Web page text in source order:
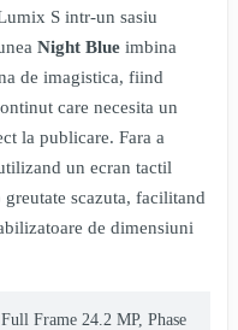
S intr-un sasiu
Night Blue imbina
de imagistica, fiind
care necesita un
la publicare. Fara a
un ecran tactil
scazuta, facilitand
de dimensiuni
Frame 24.2 MP, Phase